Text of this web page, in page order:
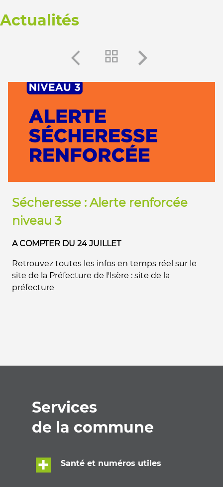
Actualités
Travaux rue de l’Epinette et rue
de Bellecour
DU 6 JUILLET AU 21 AOÛT
Des travaux de démolition vont avoir lieu, à partir
du 6 Juillet jusqu’au au 21 Août 2026, sur le
bâtiment de l’ancienne boulangerie et crémerie
Services
de la commune
Santé et numéros utiles